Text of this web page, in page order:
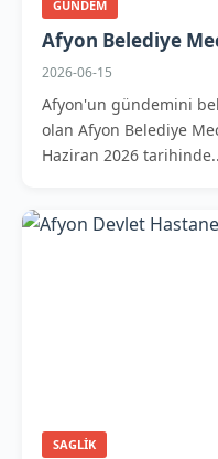
GUNDEM
Afyon Belediye
2026-06-15
Afyon'un gündemini
olan Afyon Belediye
Haziran 2026
SAGLIK